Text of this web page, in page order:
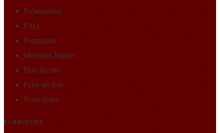
Présentation
FAQ
Formation
Mentions légales
Plan du site
Faire un don
Nous écrire
RUBRIQUES